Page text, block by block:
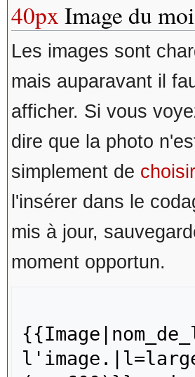
40px Image du
Les images sont
mais auparavant il
afficher. Si vous
dire que la photo
simplement de
l'insérer dans le
mis à jour,
moment opportun.